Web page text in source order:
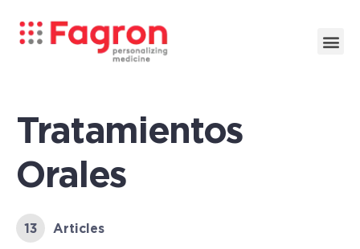
Tratamientos
Orales
13 Articles